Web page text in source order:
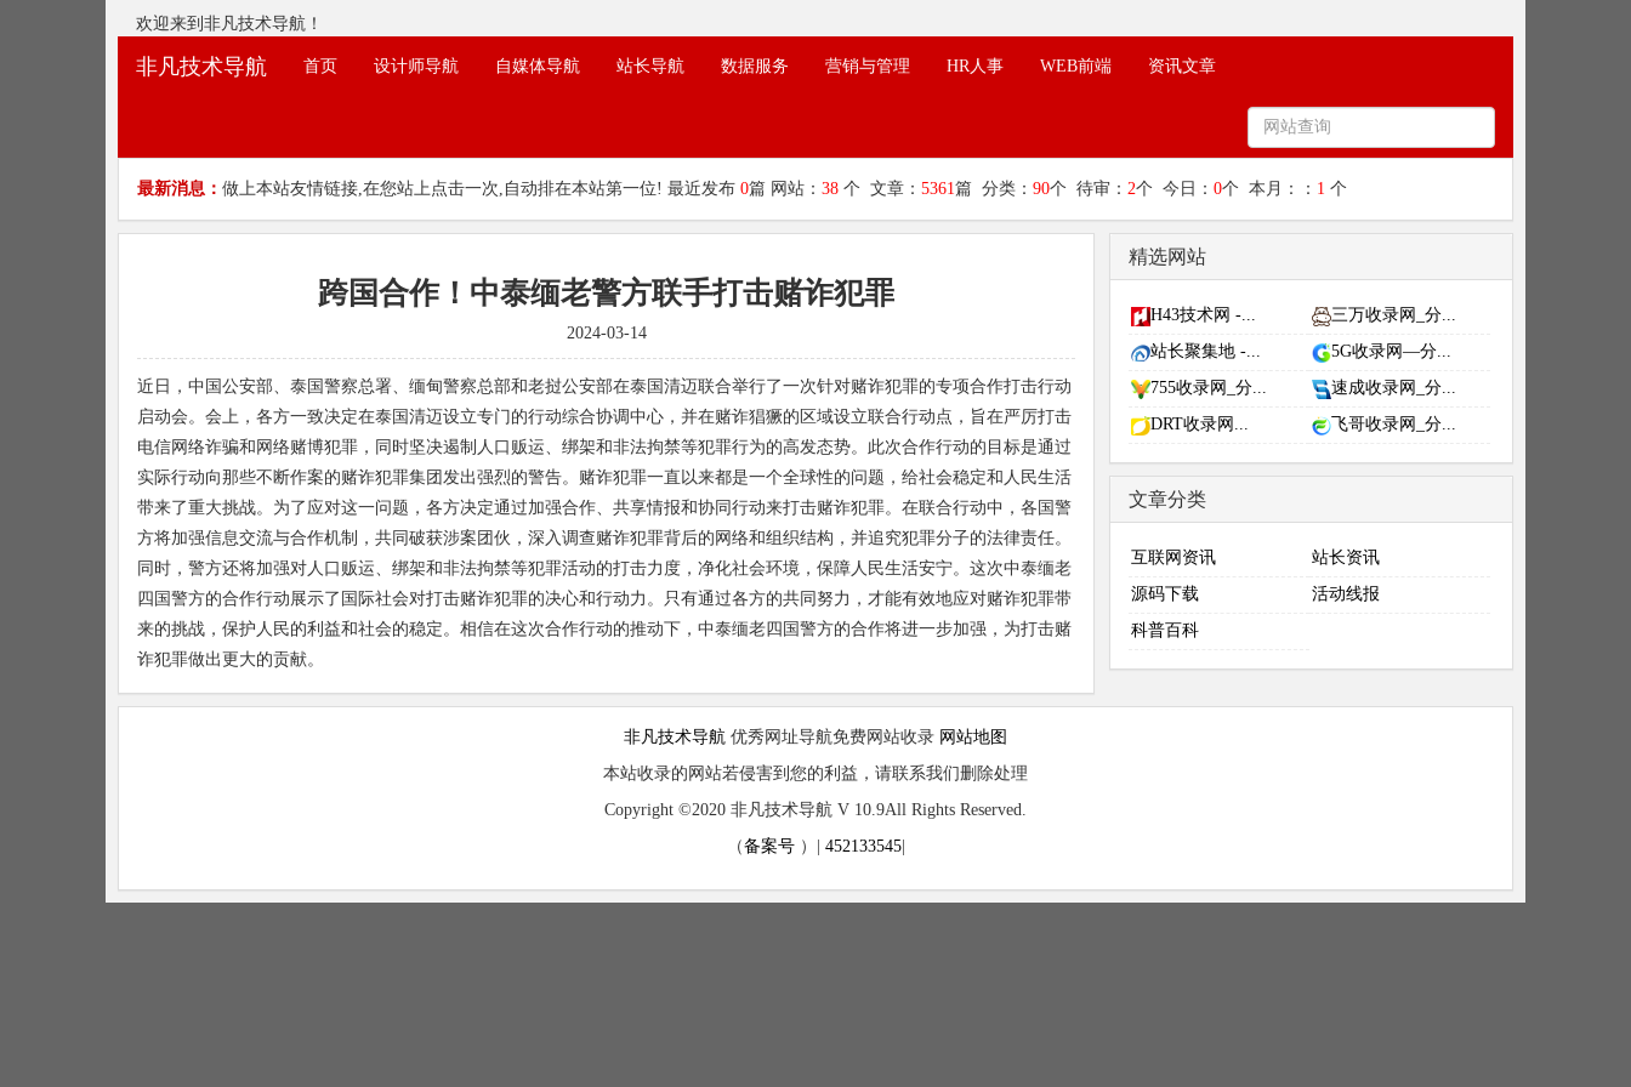
欢迎来到非凡技术导航！
非凡技术导航 首页 设计师导航 自媒体导航 站长导航 数据服务 营销与管理 HR人事 WEB前端 资讯文章
最新消息： 做上本站友情链接,在您站上点击一次,自动排在本站第一位! 最近发布 0篇 网站： 38 个 文章： 5361篇 分类： 90个 待审： 2个 今日： 0个 本月：： 1 个
跨国合作！中泰缅老警方联手打击赌诈犯罪
2024-03-14
近日，中国公安部、泰国警察总署、缅甸警察总部和老挝公安部在泰国清迈联合举行了一次针对赌诈犯罪的专项合作打击行动
启动会。会上，各方一致决定在泰国清迈设立专门的行动综合协调中心，并在赌诈猖獗的区域设立联合行动点，旨在严厉打击
电信网络诈骗和网络赌博犯罪，同时坚决遏制人口贩运、绑架和非法拘禁等犯罪行为的高发态势。此次合作行动的目标是通过
实际行动向那些不断作案的赌诈犯罪集团发出强烈的警告。赌诈犯罪一直以来都是一个全球性的问题，给社会稳定和人民生活
带来了重大挑战。为了应对这一问题，各方决定通过加强合作、共享情报和协同行动来打击赌诈犯罪。在联合行动中，各国警
方将加强信息交流与合作机制，共同破获涉案团伙，深入调查赌诈犯罪背后的网络和组织结构，并追究犯罪分子的法律责任。
同时，警方还将加强对人口贩运、绑架和非法拘禁等犯罪活动的打击力度，净化社会环境，保障人民生活安宁。这次中泰缅老
四国警方的合作行动展示了国际社会对打击赌诈犯罪的决心和行动力。只有通过各方的共同努力，才能有效地应对赌诈犯罪带
来的挑战，保护人民的利益和社会的稳定。相信在这次合作行动的推动下，中泰缅老四国警方的合作将进一步加强，为打击赌
诈犯罪做出更大的贡献。
精选网站
H43技术网 -...
三万收录网_分...
站长聚集地 -...
5G收录网—分...
755收录网_分...
速成收录网_分...
DRT收录网...
飞哥收录网_分...
文章分类
互联网资讯
站长资讯
源码下载
活动线报
科普百科
非凡技术导航 优秀网址导航免费网站收录 网站地图
本站收录的网站若侵害到您的利益，请联系我们删除处理
Copyright ©2020 非凡技术导航 V 10.9All Rights Reserved.
（备案号）| 452133545|